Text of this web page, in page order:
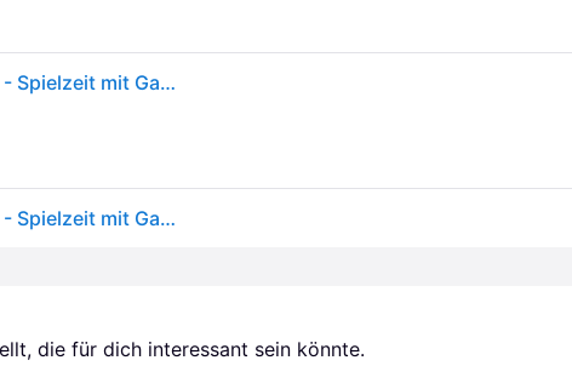
Kinderpuzzle 3x49 Teile - Gabby's Dollhouse - Spielzeit mit Gabby
Kinderpuzzle 3x49 Teile - Gabby's Dollhouse - Spielzeit mit Gabby - Bunt
die für dich interessant sein könnte.